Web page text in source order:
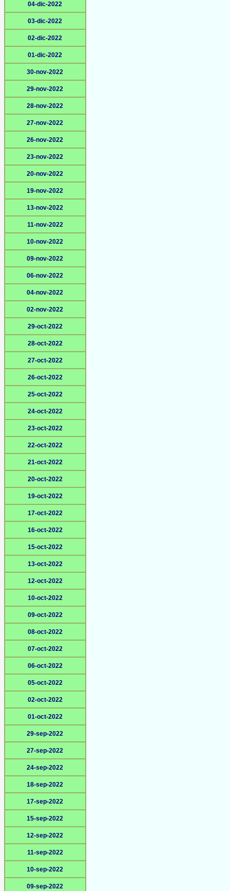
04-dic-2022
03-dic-2022
02-dic-2022
01-dic-2022
30-nov-2022
29-nov-2022
28-nov-2022
27-nov-2022
26-nov-2022
23-nov-2022
20-nov-2022
19-nov-2022
13-nov-2022
11-nov-2022
10-nov-2022
09-nov-2022
06-nov-2022
04-nov-2022
02-nov-2022
29-oct-2022
28-oct-2022
27-oct-2022
26-oct-2022
25-oct-2022
24-oct-2022
23-oct-2022
22-oct-2022
21-oct-2022
20-oct-2022
19-oct-2022
17-oct-2022
16-oct-2022
15-oct-2022
13-oct-2022
12-oct-2022
10-oct-2022
09-oct-2022
08-oct-2022
07-oct-2022
06-oct-2022
05-oct-2022
02-oct-2022
01-oct-2022
29-sep-2022
27-sep-2022
24-sep-2022
18-sep-2022
17-sep-2022
15-sep-2022
12-sep-2022
11-sep-2022
10-sep-2022
09-sep-2022